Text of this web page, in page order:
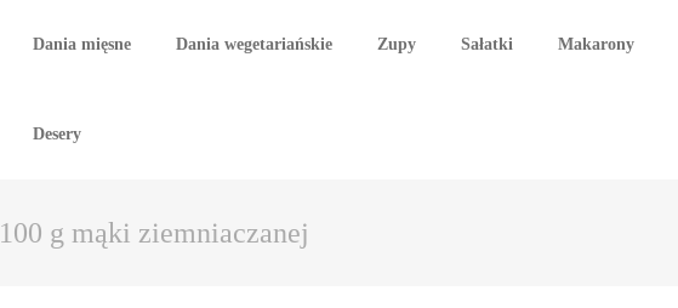
Dania mięsne Dania wegetariańskie Zupy Sałatki Makarony
Desery
100 g mąki ziemniaczanej